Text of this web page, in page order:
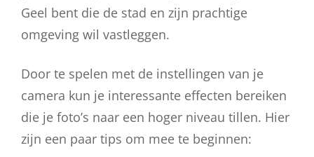
Geel bent die de stad en zijn prachtige
omgeving wil vastleggen.
Door te spelen met de instellingen van je
camera kun je interessante effecten bereiken
die je foto’s naar een hoger niveau tillen. Hier
zijn een paar tips om mee te beginnen: